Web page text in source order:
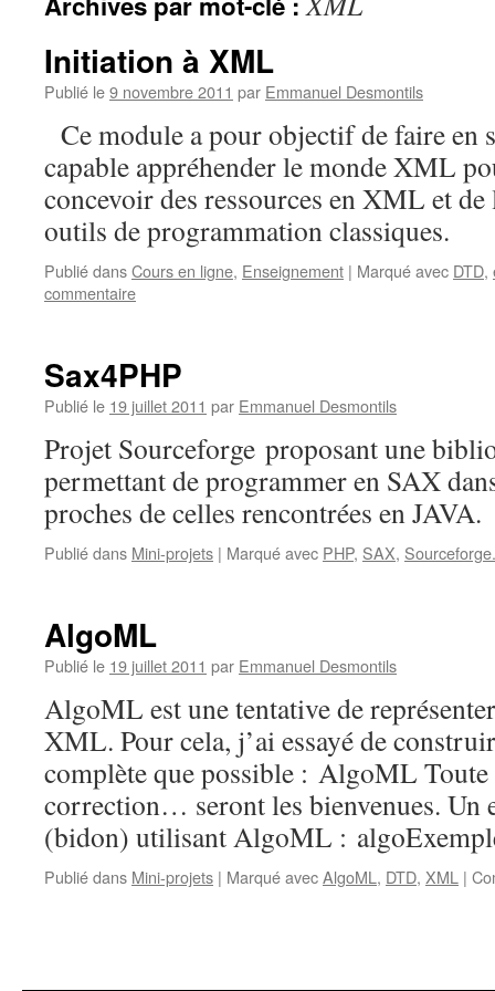
Initiation à XML
Publié le9 novembre 2011 par Emmanuel Desmontils
Ce module a pour objectif de faire en
capable appréhender le monde XML
concevoir des ressources en XML et
outils de programmation classiques.
Publié dansCours en ligne, Enseignement | Marqué avec DTD,
commentaire
Sax4PHP
Publié le 19 juillet 2011 par Emmanuel Desmontils
Projet Sourceforge proposant une
permettant de programmer en SAX
proches de celles rencontrées en JAVA.
Publié dans Mini-projets | Marqué avec PHP, SAX,
AlgoML
Publié le 19 juillet 2011 par Emmanuel Desmontils
AlgoML est une tentative de
XML. Pour cela, j’ai essayé de
complète que possible : AlgoML Toute
correction… seront les bienvenues. Un
(bidon) utilisant AlgoML :
Publié dans Mini-projets | Marqué avecAlgoML , DTD, XML |